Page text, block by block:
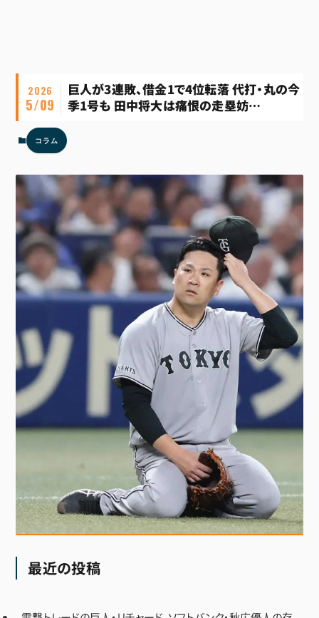
巨人が3連敗、借金1で4位転落 代打・丸の今
季1号も 田中将大は痛恨の走塁妨…
2026
5/09
コラム
最近の投稿